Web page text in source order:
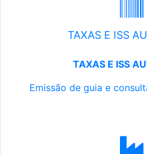
TAXAS E ISS
TAXAS E ISS
Emissão de guia e